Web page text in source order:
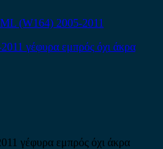
(W164) 2005-2011
γέφυρα εμπρός όχι άκρα